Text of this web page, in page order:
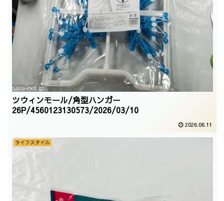
ツウィンモール/角型ハンガー
26P/4560123130573/2026/03/10
2026.06.11
ライフスタイル